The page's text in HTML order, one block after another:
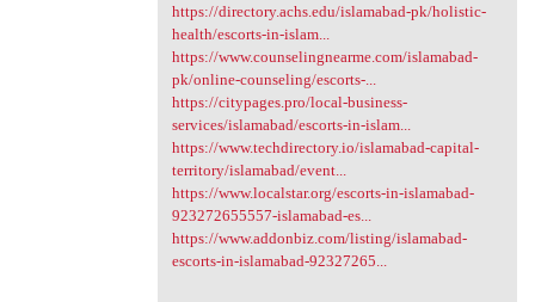
https://directory.achs.edu/islamabad-pk/holistic-
health/escorts-in-islam...
https://www.counselingnearme.com/islamabad-
pk/online-counseling/escorts-...
https://citypages.pro/local-business-
services/islamabad/escorts-in-islam...
https://www.techdirectory.io/islamabad-capital-
territory/islamabad/event...
https://www.localstar.org/escorts-in-islamabad-
923272655557-islamabad-es...
https://www.addonbiz.com/listing/islamabad-
escorts-in-islamabad-92327265...